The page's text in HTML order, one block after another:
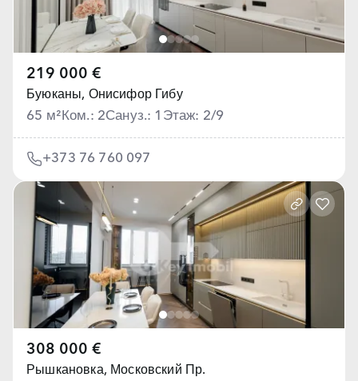
219 000 €
Буюканы, Онисифор Гибу
65 м² Ком.: 2Сануз.: 1 Этаж: 2/9
+373 76 760 097
308 000 €
Рышкановка, Московский Пр.